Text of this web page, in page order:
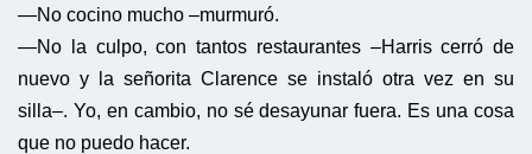
—No cocino mucho –murmuró.
—No la culpo, con tantos restaurantes –Harris cerró de
nuevo y la señorita Clarence se instaló otra vez en su
silla–. Yo, en cambio, no sé desayunar fuera. Es una cosa
que no puedo hacer.